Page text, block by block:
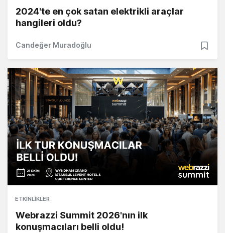
2024'te en çok satan elektrikli araçlar
hangileri oldu?
Candeğer Muradoğlu
ETKINLIKLER
Webrazzi Summit 2026'nın ilk
konuşmacıları belli oldu!